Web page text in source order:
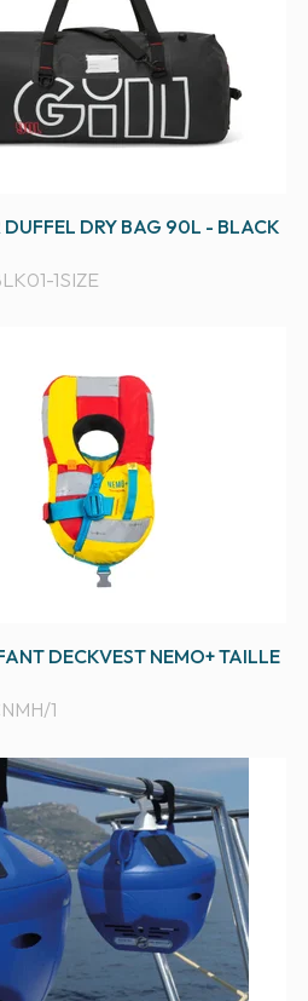
DUFFEL DRY BAG 90L - BLACK
1SIZE
DECKVEST NEMO+ TAILLE
1